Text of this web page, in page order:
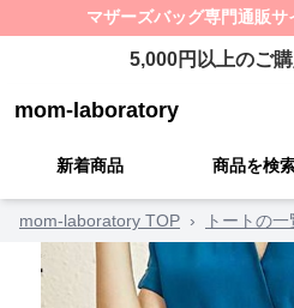
マザーズバッグ専門通販サ
5,000円以上のご
mom-laboratory
新着商品 商品を検
mom-laboratory TOP › トートの一